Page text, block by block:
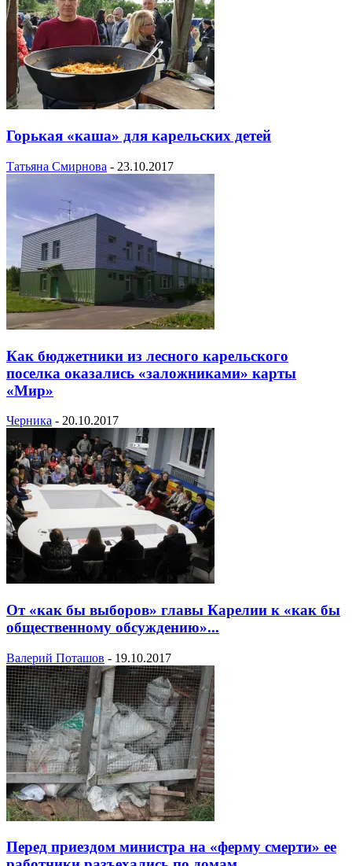
Горькая «каша» для карельских детей
Татьяна Смирнова - 23.10.2017
Как бюджетники из лесного карельского
поселка оказались «заложниками» карты
«Мир»
Черника - 20.10.2017
От «как бы выборов» главы Карелии к «как бы
общественному обсуждению»...
Валерий Поташов - 19.10.2017
Перед приездом министра на «ферму смерти» ее